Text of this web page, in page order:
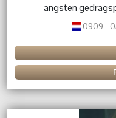
angsten
karmische relaties.
vragen over een
0909 -